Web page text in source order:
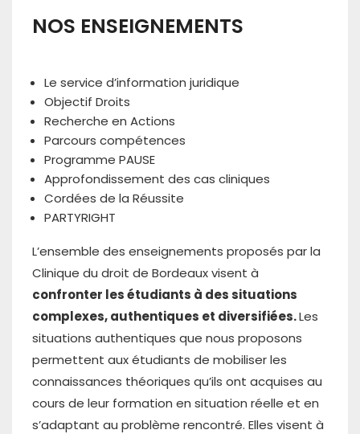
NOS ENSEIGNEMENTS
Le service d’information juridique
Objectif Droits
Recherche en Actions
Parcours compétences
Programme PAUSE
Approfondissement des cas cliniques
Cordées de la Réussite
PARTYRIGHT
L’ensemble des enseignements proposés par la
Clinique du droit de Bordeaux visent à
confronter les étudiants à des situations
complexes, authentiques et diversifiées.Les
situations authentiques que nous proposons
permettent aux étudiants de mobiliser les
connaissances théoriques qu’ils ont acquises au
cours de leur formation en situation réelle et en
s’adaptant au problème rencontré. Elles visent à